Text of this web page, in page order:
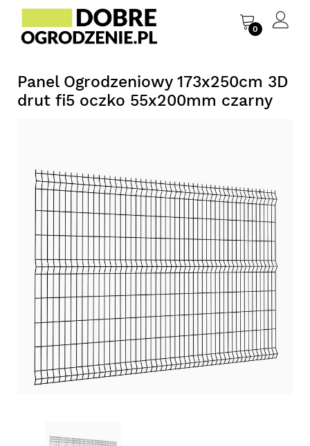
0
Panel Ogrodzeniowy 173x250cm 3D
drut fi5 oczko 55x200mm czarny